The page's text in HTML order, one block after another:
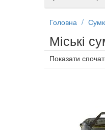
Головна
Міські
Показати